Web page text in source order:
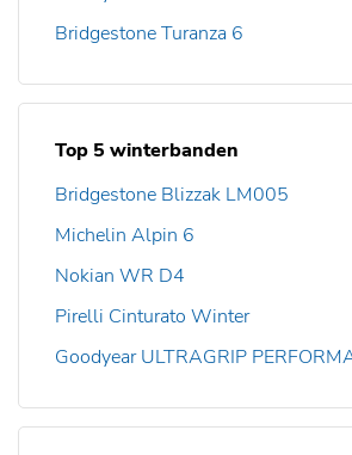
Bridgestone Turanza 6
Top 5 winterbanden
Bridgestone Blizzak LM005
Michelin Alpin 6
Nokian WR D4
Pirelli Cinturato Winter
Goodyear ULTRAGRIP